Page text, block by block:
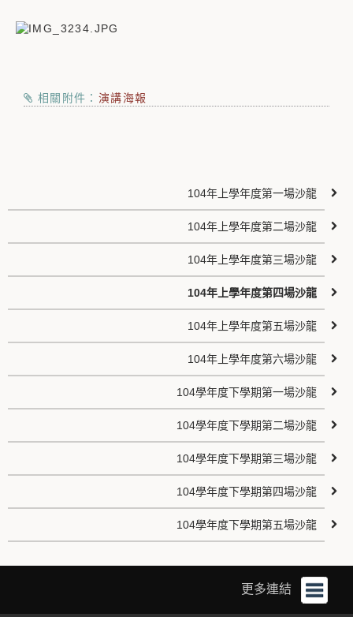
相關附件： 演講海報
104年上學年度第一場沙龍
104年上學年度第二場沙龍
104年上學年度第三場沙龍
104年上學年度第四場沙龍
104年上學年度第五場沙龍
104年上學年度第六場沙龍
104學年度下學期第一場沙龍
104學年度下學期第二場沙龍
104學年度下學期第三場沙龍
104學年度下學期第四場沙龍
104學年度下學期第五場沙龍
更多連結